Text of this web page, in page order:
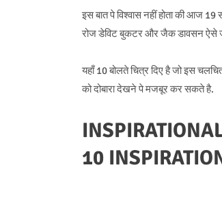
इस बात पे विश्वास नहीं होता की आज
रोज डेविट बुकटर और जैक डावसन ऐसे
यहाँ 10 बोलते चित्र दिए है जो इस
को दोबारा देखने पे मजबूर कर सकते है.
10